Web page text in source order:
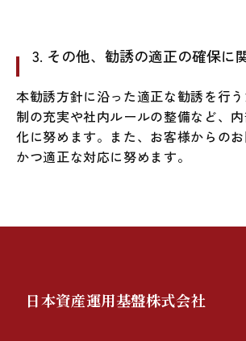
3. その他、勧誘の適正の確保に
本勧誘方針に沿った適正な勧誘を行
制の充実や社内ルールの整備など、
化に努めます。また、お客様からの
かつ適正な対応に努めます。
日本資産運用基盤株式会社